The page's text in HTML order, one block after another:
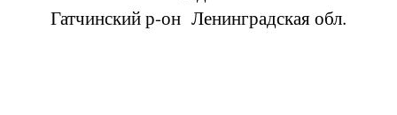
Гатчинский р-он Ленинградская обл.